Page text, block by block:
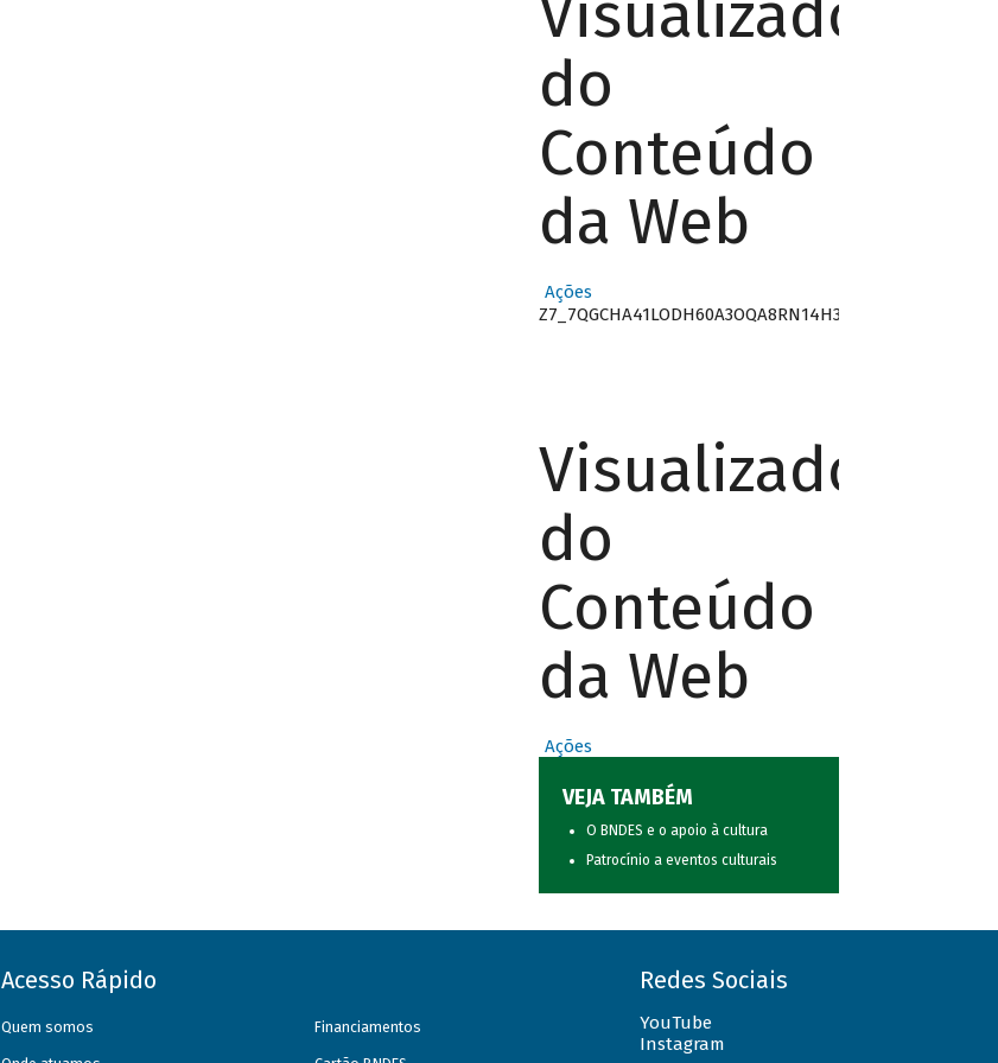
Visualizador
do
Conteúdo
da Web
Ações
Z7_7QGCHA41LODH60A3OQA8RN14H3
Visualizador
do
Conteúdo
da Web
Ações
VEJA TAMBÉM
O BNDES e o apoio à cultura
Patrocínio a eventos culturais
Acesso Rápido
Quem somos Financiamentos
Redes Sociais
YouTube
Instagram